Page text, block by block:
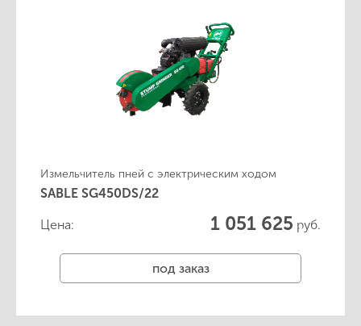
Измельчитель пней с электрическим ходом
SABLE SG450DS/22
Цена: 1 051 625 руб.
под заказ